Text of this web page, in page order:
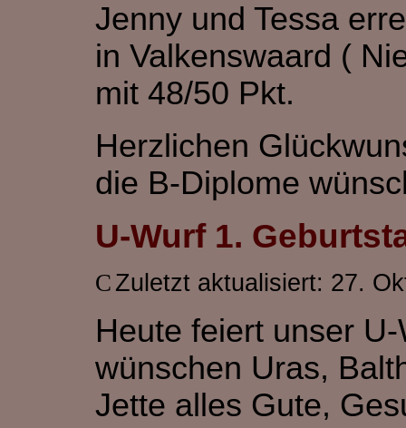
Jenny und Tessa
in Valkenswaard (
mit 48/50 Pkt.
Herzlichen
die B-Diplome
U-Wurf 1.
Zuletzt aktualisiert: 27.
Heute feiert unser
wünschen Uras,
Jette alles Gute,